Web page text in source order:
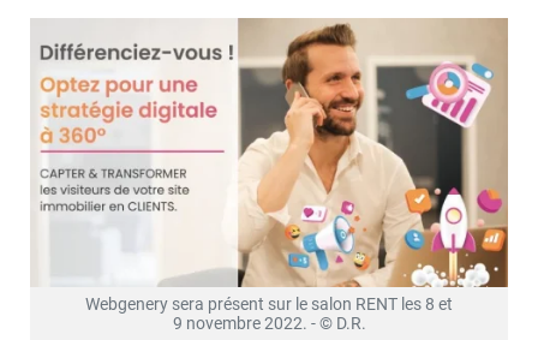
Webgenery sera présent sur le salon RENT les 8 et
9 novembre 2022. - © D.R.